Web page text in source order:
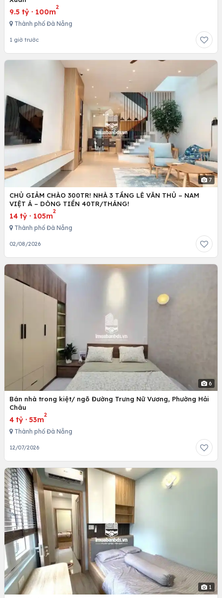
9.5 tỷ · 100m
2
Thành phố Đà Nẵng
1 giờ trước
7
CHỦ GIẢM CHÀO 300TR! NHÀ 3 TẦNG LÊ VĂN THỦ – NAM
VIỆT Á – DÒNG TIỀN 40TR/THÁNG!
14 tỷ · 105m
2
Thành phố Đà Nẵng
02/08/2026
6
Bán nhà trong kiệt/ ngõ Đường Trưng Nữ Vương, Phường Hải
Châu
4 tỷ · 53m
2
Thành phố Đà Nẵng
12/07/2026
1